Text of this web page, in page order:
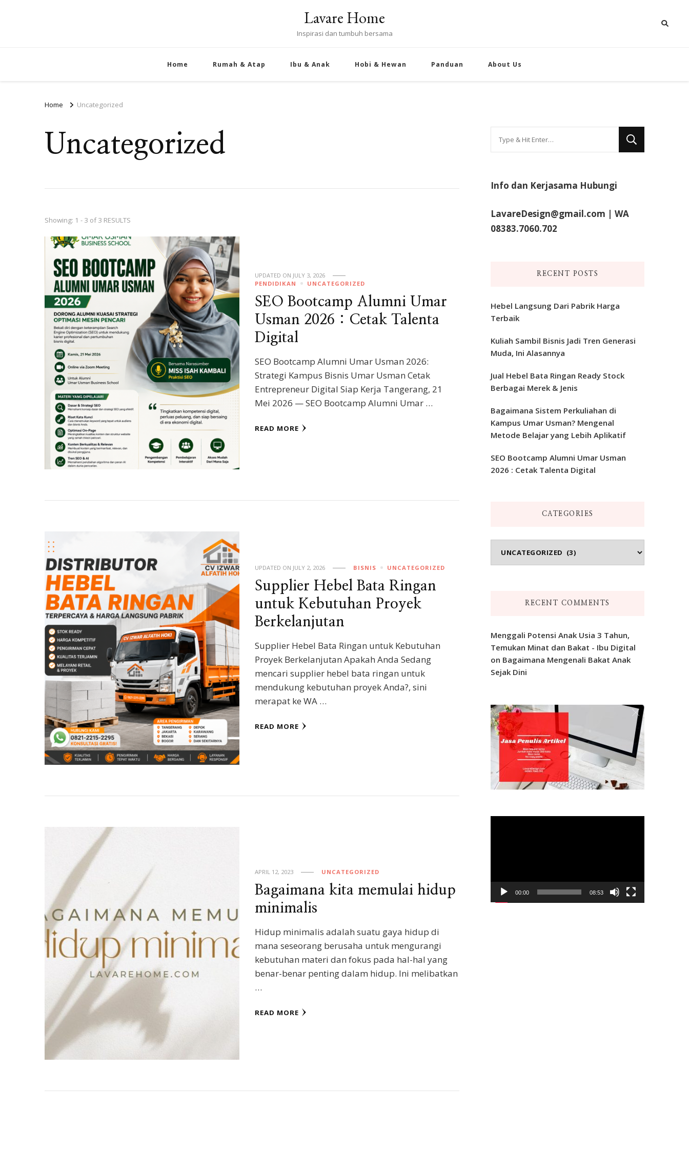
Lavare Home
Inspirasi dan tumbuh bersama
Home Rumah & Atap Ibu & Anak Hobi & Hewan Panduan About Us
Home Uncategorized
Uncategorized
Showing: 1 - 3 of 3 RESULTS
UPDATED ON JULY 3, 2026
PENDIDIKAN
UNCATEGORIZED
SEO Bootcamp Alumni Umar
Usman 2026 : Cetak Talenta
Digital
SEO Bootcamp Alumni Umar Usman 2026:
Strategi Kampus Bisnis Umar Usman Cetak
Entrepreneur Digital Siap Kerja Tangerang, 21
Mei 2026 — SEO Bootcamp Alumni Umar …
READ MORE
UPDATED ON JULY 2, 2026 BISNIS UNCATEGORIZED
Supplier Hebel Bata Ringan
untuk Kebutuhan Proyek
Berkelanjutan
Supplier Hebel Bata Ringan untuk Kebutuhan
Proyek Berkelanjutan Apakah Anda Sedang
mencari supplier hebel bata ringan untuk
mendukung kebutuhan proyek Anda?, sini
merapat ke WA …
READ MORE
APRIL 12, 2023 UNCATEGORIZED
Bagaimana kita memulai hidup
minimalis
Hidup minimalis adalah suatu gaya hidup di
mana seseorang berusaha untuk mengurangi
kebutuhan materi dan fokus pada hal-hal yang
benar-benar penting dalam hidup. Ini melibatkan
…
READ MORE
Info dan Kerjasama Hubungi
LavareDesign@gmail.com | WA
08383.7060.702
RECENT POSTS
Hebel Langsung Dari Pabrik Harga
Terbaik
Kuliah Sambil Bisnis Jadi Tren Generasi
Muda, Ini Alasannya
Jual Hebel Bata Ringan Ready Stock
Berbagai Merek & Jenis
Bagaimana Sistem Perkuliahan di
Kampus Umar Usman? Mengenal
Metode Belajar yang Lebih Aplikatif
SEO Bootcamp Alumni Umar Usman
2026 : Cetak Talenta Digital
CATEGORIES
RECENT COMMENTS
Menggali Potensi Anak Usia 3 Tahun,
Temukan Minat dan Bakat - Ibu Digital
on Bagaimana Mengenali Bakat Anak
Sejak Dini
00:00 08:53